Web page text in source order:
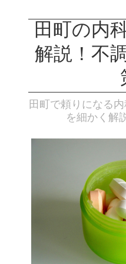
田町の内
解説！不
田町で頼りになる
を細かく解